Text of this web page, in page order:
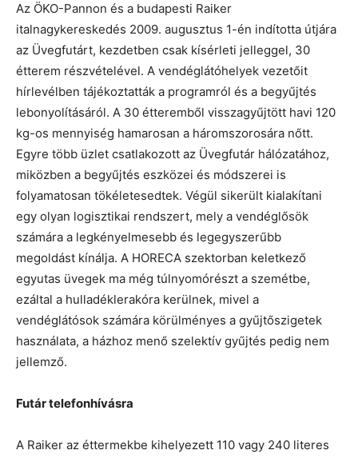
Az ÖKO-Pannon és a budapesti Raiker
italnagykereskedés 2009. augusztus 1-én indította útjára
az Üvegfutárt, kezdetben csak kísérleti jelleggel, 30
étterem részvételével. A vendéglátóhelyek vezetőit
hírlevélben tájékoztatták a programról és a begyűjtés
lebonyolításáról. A 30 étteremből visszagyűjtött havi 120
kg-os mennyiség hamarosan a háromszorosára nőtt.
Egyre több üzlet csatlakozott az Üvegfutár hálózatához,
miközben a begyűjtés eszközei és módszerei is
folyamatosan tökéletesedtek. Végül sikerült kialakítani
egy olyan logisztikai rendszert, mely a vendéglősök
számára a legkényelmesebb és legegyszerűbb
megoldást kínálja. A HORECA szektorban keletkező
egyutas üvegek ma még túlnyomórészt a szemétbe,
ezáltal a hulladéklerakóra kerülnek, mivel a
vendéglátósok számára körülményes a gyűjtőszigetek
használata, a házhoz menő szelektív gyűjtés pedig nem
jellemző.
Futár telefonhívásra
A Raiker az éttermekbe kihelyezett 110 vagy 240 literes